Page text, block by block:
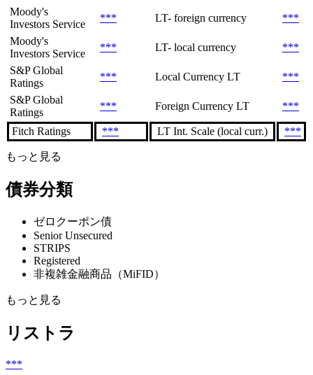
Moody's
Investors Service
*** LT- foreign currency
***
Moody's
Investors Service
*** LT- local currency
***
S&P Global
Ratings
*** Local Currency LT
***
S&P Global
Ratings
*** Foreign Currency LT ***
Fitch Ratings *** LT Int. Scale (local curr.) ***
もっと見る
債券分類
ゼロクーポン債
Senior Unsecured
STRIPS
Registered
非複雑金融商品（MiFID）
もっと見る
リストラ
***